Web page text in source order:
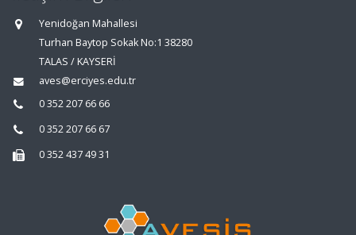
Yenidoğan Mahallesi
Turhan Baytop Sokak No:1 38280
TALAS / KAYSERİ
aves@erciyes.edu.tr
0 352 207 66 66
0 352 207 66 67
0 352 437 49 31